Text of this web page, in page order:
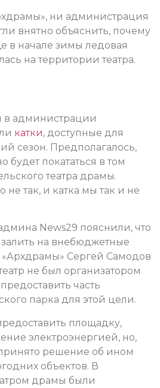
ни администрация
внятно объяснить, почему
в начале зимы ледовая
на территории театра.
в администрации
катки, доступные для
сезон. Предполагалось,
будет покататься в том
театра драмы.
не так, и катка мы так и не
News29 пояснили, что
на внебюджетные
«Архдрамы» Сергей Самодов
не был организатором
часть
парка для этой цели.
площадку,
электроэнергией, но,
решение об ином
объектов. В
драмы были